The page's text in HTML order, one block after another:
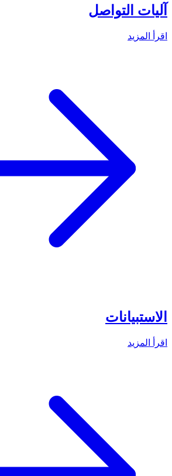
آليات التواصل
اقرأ المزيد
الاستبيانات
اقرأ المزيد